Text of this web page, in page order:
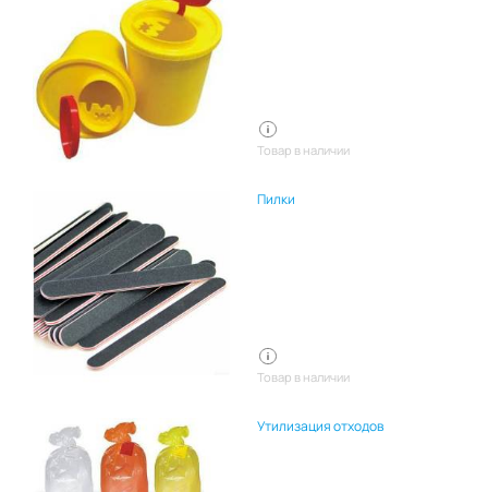
Товар в наличии
Пилки
Товар в наличии
Утилизация отходов